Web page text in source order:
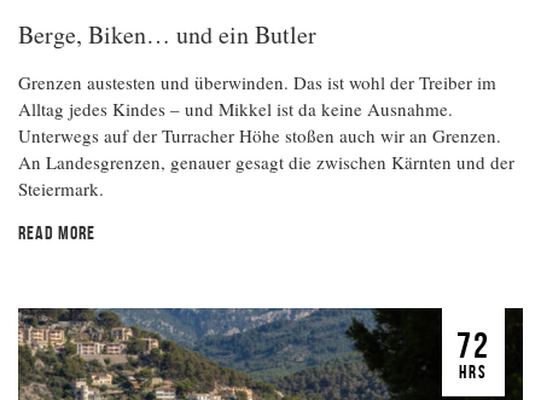
Berge, Biken… und ein Butler
Grenzen austesten und überwinden. Das ist wohl der Treiber im
Alltag jedes Kindes – und Mikkel ist da keine Ausnahme.
Unterwegs auf der Turracher Höhe stoßen auch wir an Grenzen.
An Landesgrenzen, genauer gesagt die zwischen Kärnten und der
Steiermark.
READ MORE
72
HRS